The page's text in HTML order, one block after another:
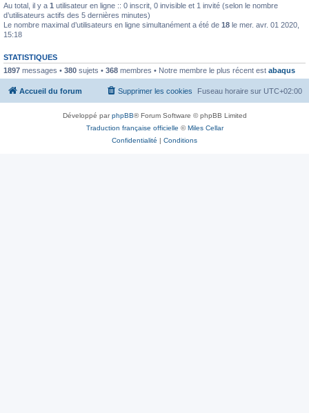
Au total, il y a 1 utilisateur en ligne :: 0 inscrit, 0 invisible et 1 invité (selon le nombre
d’utilisateurs actifs des 5 dernières minutes)
Le nombre maximal d’utilisateurs en ligne simultanément a été de 18 le mer. avr. 01 2020,
15:18
STATISTIQUES
1897 messages • 380 sujets • 368 membres • Notre membre le plus récent est abaqus
Accueil du forum Fuseau horaire sur UTC+02:00
Supprimer les cookies
Développé parphpBB® Forum Software © phpBB Limited
Traduction française officielle ©Miles Cellar
Confidentialité | Conditions